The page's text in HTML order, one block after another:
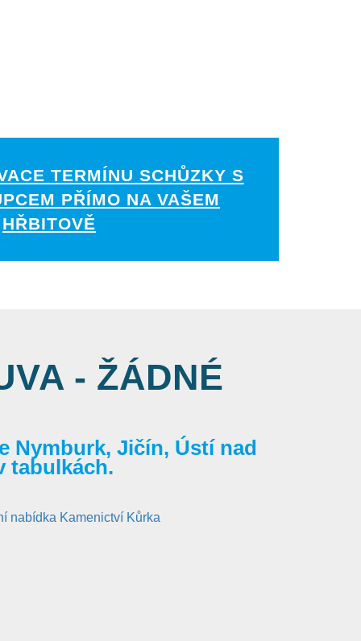
TERMÍNU SCHŮZKY S
PŘÍMO NA VAŠEM
HŘBITOVĚ
- ŽÁDNÉ
Nymburk, Jičín, Ústí nad
tabulkách.